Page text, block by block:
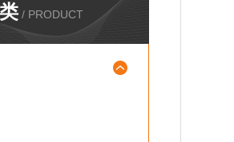
/ PRODUCT